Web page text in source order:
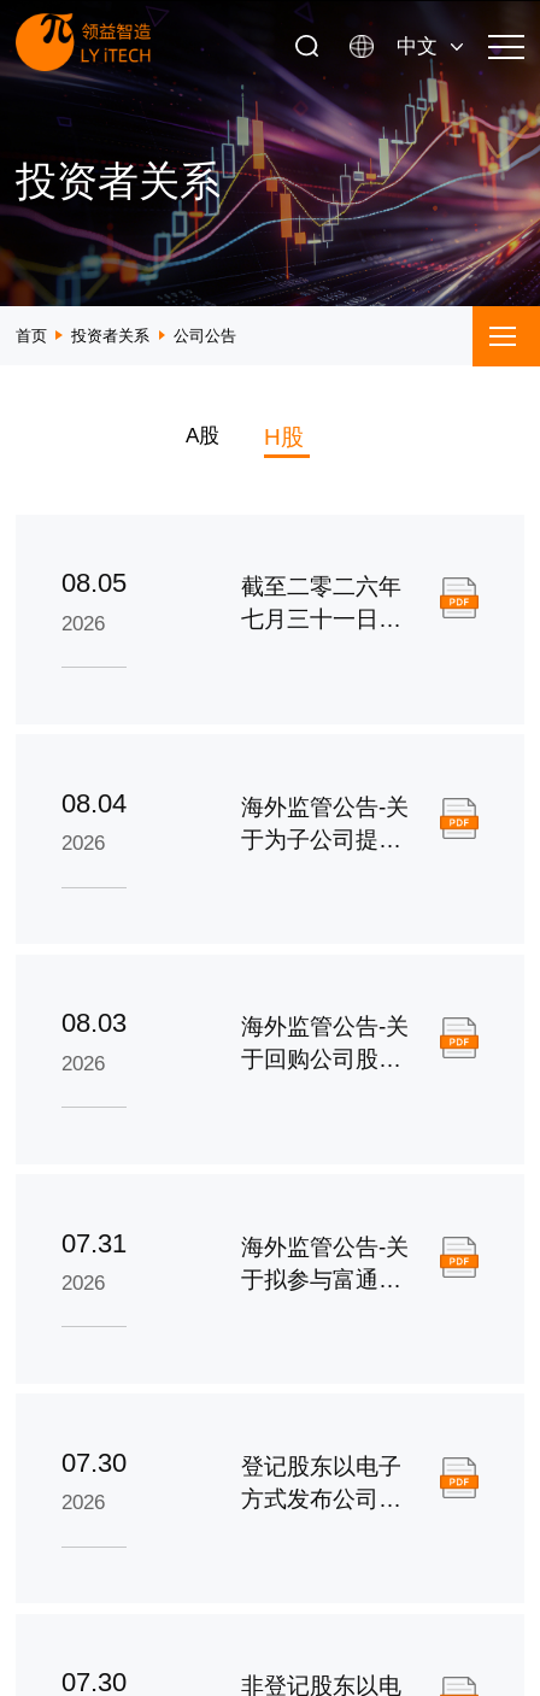
中文
投资者关系
首页 投资者关系 公司公告
A股 H股
08.05
2026
截至二零二六年
七月三十一日止
08.04
2026
海外监管公告-关
于为子公司提供
08.03
2026
海外监管公告-关
于回购公司股份
07.31
2026
海外监管公告-关
于拟参与富通集
07.30
2026
登记股东以电子
方式发布公司通
07.30
非登记股东以电